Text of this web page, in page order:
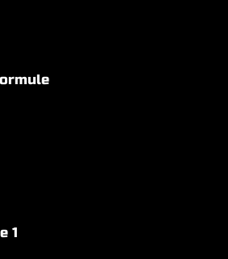
1